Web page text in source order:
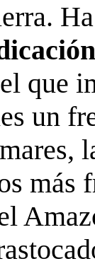
el que
un
más